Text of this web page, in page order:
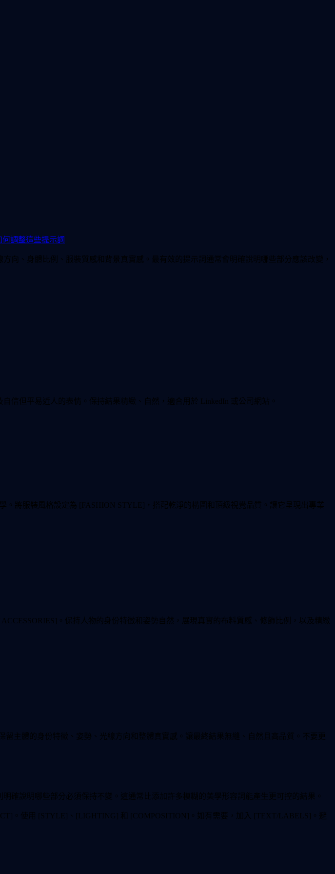
何調整這些提示詞
向、身體比例、服裝質感和背景真實感。最有效的提示詞通常會明確說明哪些部分應該改變，
信但平易近人的表情。保持結果精緻、自然，適合用於 LinkedIn 或公司網站。
將服裝風格設定為 [FASHION STYLE]，搭配乾淨的構圖和頂級視覺品質。讓它呈現出專業
。保持人物的身份特徵和姿勢自然，展現真實的布料質感、修飾比例，以及精緻
主體的身份特徵、姿勢、光線方向和整體真實感。讓最終結果無縫、自然且高品質。不要更
確說明哪些部分必須保持不變。這通常比添加許多模糊的美學形容詞能產生更可控的結果。
。使用 [STYLE]、[LIGHTING] 和 [COMPOSITION]。如有需要，加入 [TEXT/LABELS]。避